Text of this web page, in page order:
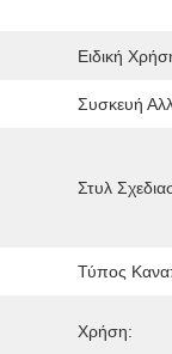
Ειδική
Συσκευή
Στυλ
Τύπος
Χρήση: